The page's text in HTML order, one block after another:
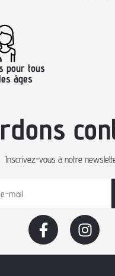
pour tous
âges
Inscrivez-vous à notre